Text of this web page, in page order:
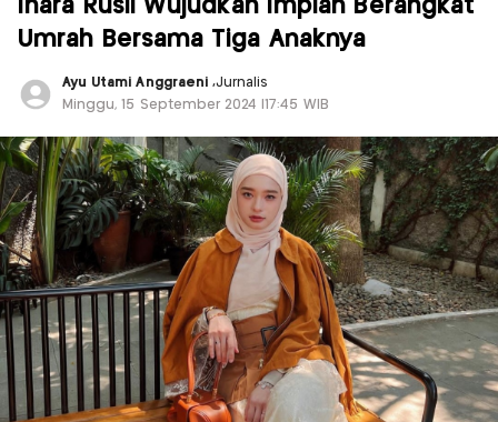
Inara Rusli Wujudkan Impian Berangkat
Umrah Bersama Tiga Anaknya
Ayu Utami Anggraeni ,Jurnalis
Minggu, 15 September 2024 |17:45 WIB